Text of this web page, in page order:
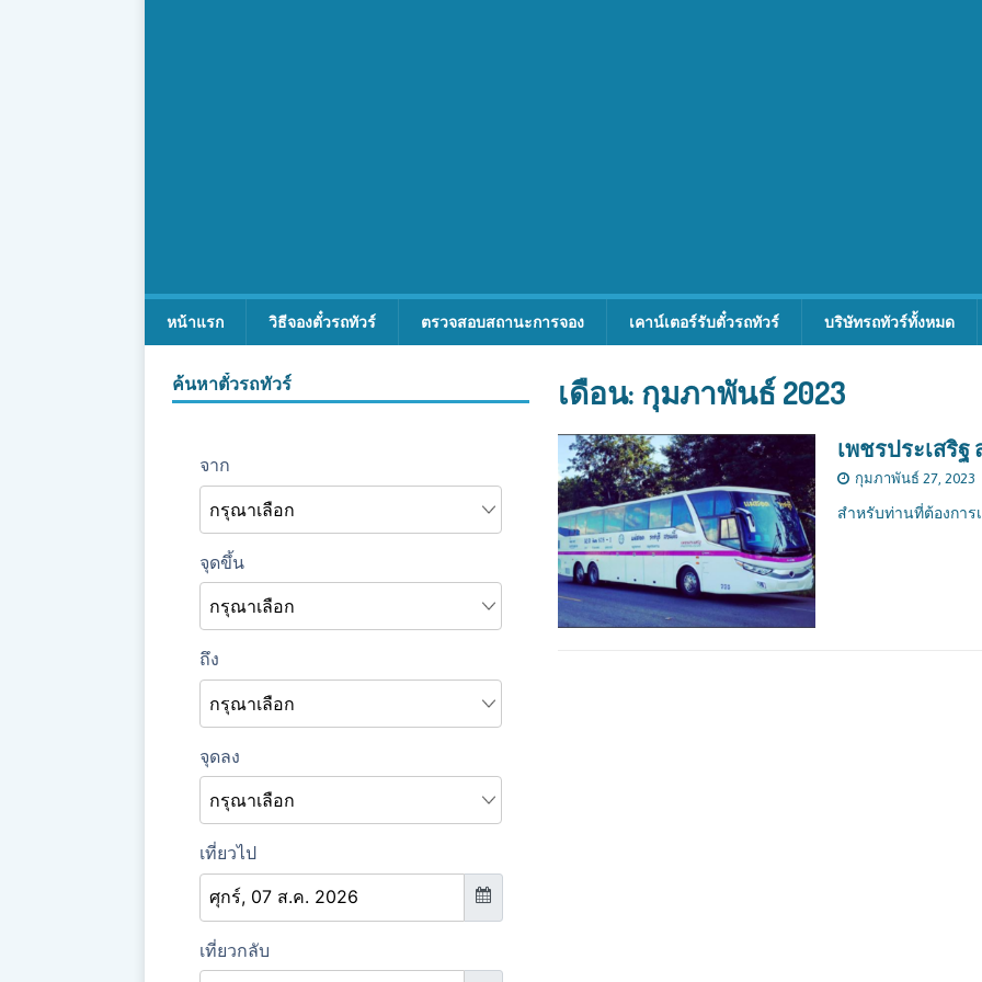
หน้าแรก วิธีจองตั๋วรถทัวร์ ตรวจสอบสถานะการจอง เคาน์เตอร์รับตั๋วรถทัวร์ บริษัทรถทัวร์ทั้งหมด
เดือน: กุมภาพันธ์ 2023
เพชรประเสริ
กุมภาพันธ์ 27, 2023
สำหรับท่านที่ต้องการ
ค้นหาตั๋วรถทัวร์